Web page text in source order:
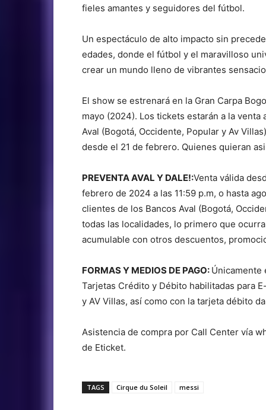
fieles amantes y seguidores del fútbol.
Un espectáculo de alto impacto sin
edades, donde el fútbol y el maravilloso
crear un mundo lleno de vibrantes
El show se estrenará en la Gran Carpa
mayo (2024). Los tickets estarán a la
Aval (Bogotá, Occidente, Popular y Av
desde el 21 de febrero. Quienes quieran
PREVENTA AVAL Y DALE!:Venta válida
febrero de 2024 a las 11:59 p.m, o hasta
clientes de los Bancos Aval (Bogotá,
todas las localidades, lo primero que ocurra.
acumulable con otros descuentos,
FORMAS Y MEDIOS DE PAGO: Únicamente
Tarjetas Crédito y Débito habilitadas para
y AV Villas, así como con la tarjeta débito
Asistencia de compra por Call Center vía
de Eticket.
TAGS Cirque du Soleil messi